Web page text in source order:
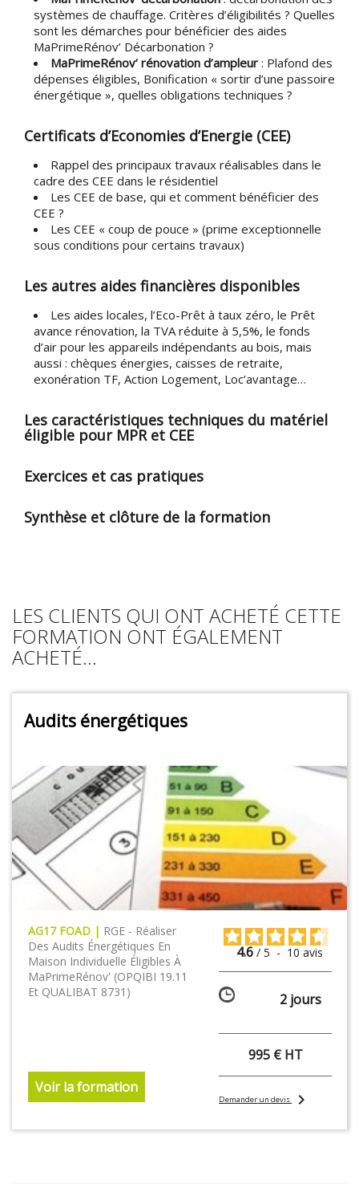
systèmes de chauffage. Critères d’éligibilités ? Quelles
sont les démarches pour bénéficier des aides
MaPrimeRénov’ Décarbonation ?
MaPrimeRénov’ rénovation d’ampleur : Plafond des
dépenses éligibles, Bonification « sortir d’une passoire
énergétique », quelles obligations techniques ?
Certificats d’Economies d’Energie (CEE)
Rappel des principaux travaux réalisables dans le
cadre des CEE dans le résidentiel
Les CEE de base, qui et comment bénéficier des
CEE ?
Les CEE « coup de pouce » (prime exceptionnelle
sous conditions pour certains travaux)
Les autres aides financières disponibles
Les aides locales, l’Eco-Prêt à taux zéro, le Prêt
avance rénovation, la TVA réduite à 5,5%, le fonds
d’air pour les appareils indépendants au bois, mais
aussi : chèques énergies, caisses de retraite,
exonération TF, Action Logement, Loc’avantage…
Les caractéristiques techniques du matériel
éligible pour MPR et CEE
Exercices et cas pratiques
Synthèse et clôture de la formation
LES CLIENTS QUI ONT ACHETÉ CETTE
FORMATION ONT ÉGALEMENT
ACHETÉ...
Audits énergétiques
AG17 FOAD | RGE - Réaliser
Des Audits Énergétiques En
Maison Individuelle Éligibles À
MaPrimeRénov' (OPQIBI 19.11
Et QUALIBAT 8731 )
Voir la formation
4.6 / 5 - 10 avis
2 jours
995 € HT
Demander un devischevron_right